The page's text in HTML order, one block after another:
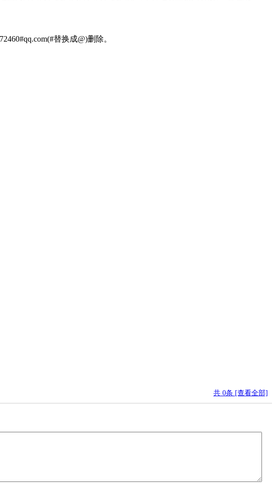
替换成@)删除。
共 0条 [查看全部]